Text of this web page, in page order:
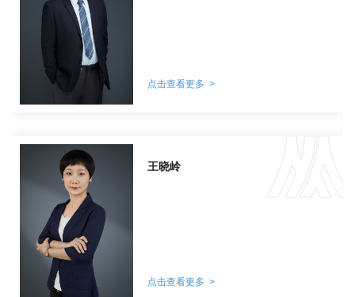
点击查看更多 >
王晓岭
点击查看更多 >